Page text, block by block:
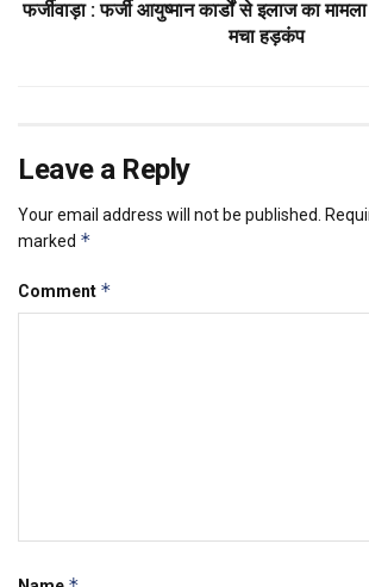
फर्जीवाड़ा : फर्जी आयुष्मान कार्डों से इलाज का
मचा हड़कंप
Leave a Reply
Your email address will not be published.
marked *
Comment *